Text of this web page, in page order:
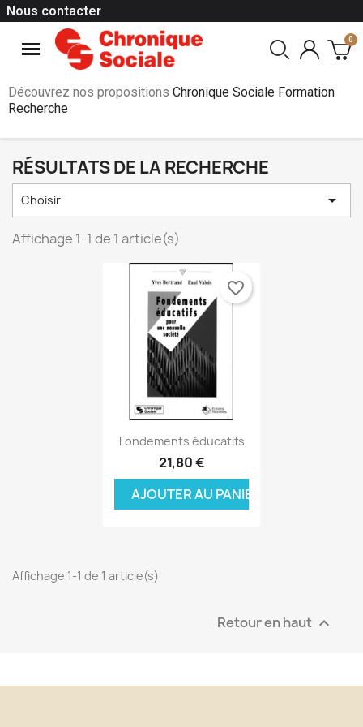
Nous contacter
Découvrez nos propositions Chronique Sociale Formation
Recherche
RÉSULTATS DE LA RECHERCHE
Choisir 
Affichage 1-1 de 1 article(s)
Aperçu rapide
Fondements éducatifs
21,80 €
AJOUTER AU PANIER
favorite_border
Affichage 1-1 de 1 article(s)
Retour en haut 